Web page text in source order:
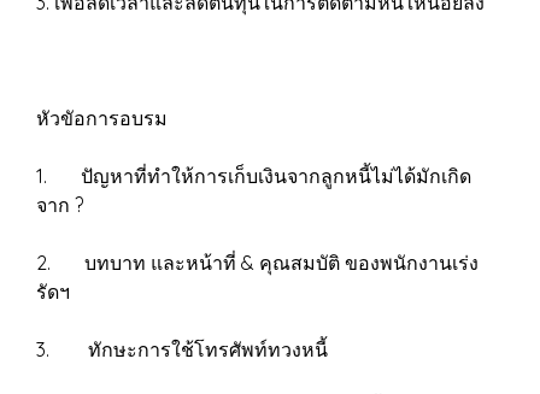
หัวขัอการอบรม
1. ปัญหาที่ทำให้การเก็บเงินจากลูกหนี้ไม่ได้มักเกิด
จาก ?
2. บทบาท และหน้าที่ & คุณสมบัติ ของพนักงานเร่ง
รัดฯ
3. ทักษะการใช้โทรศัพท์ทวงหนี้